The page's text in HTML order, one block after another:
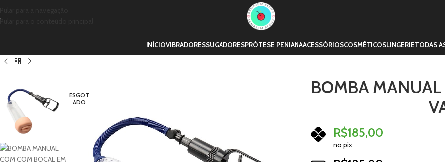
Pular para o conteúdo principal
INÍCIOVIBRADORESSUGADORESPRÓTESE PENIANAACESSÓRIOSCOSMÉTICOSLINGERIETODAS
ESGOT
ADO
BOMBA
R$185,00
no pix